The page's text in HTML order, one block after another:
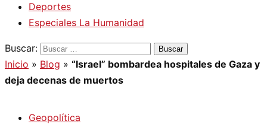
Deportes
Especiales La Humanidad
Buscar:
Inicio » Blog » “Israel” bombardea hospitales de Gaza y
deja decenas de muertos
Geopolítica